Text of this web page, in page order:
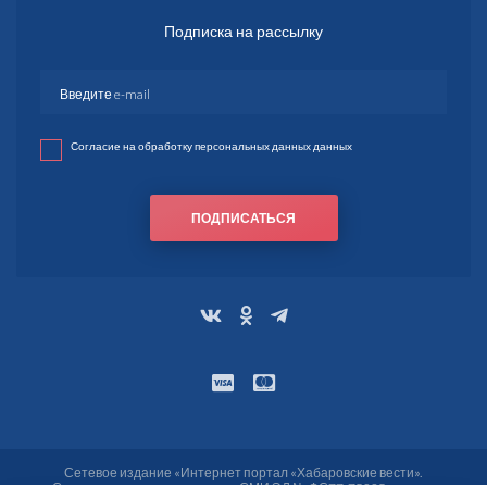
Подписка на рассылку
Согласие на обработку персональных данных данных
ПОДПИСАТЬСЯ
Сетевое издание «Интернет портал «Хабаровские вести».